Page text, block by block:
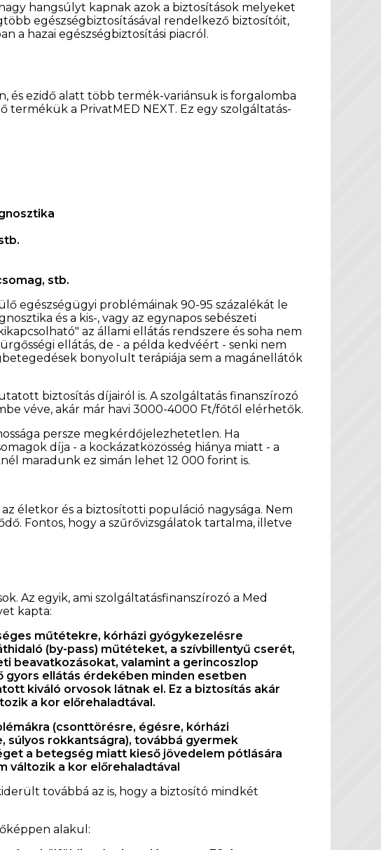
hangsúlyt kapnak azok a biztosítások melyeket
egészségbiztosításával rendelkező biztosítóit,
a hazai egészségbiztosítási piacról.
és ezidő alatt több termék-variánsuk is forgalomba
a PrivatMED NEXT. Ez egy szolgáltatás-
stb.
egészségügyi problémáinak 90-95 százalékát le
és a kis-, vagy az egynapos sebészeti
az állami ellátás rendszere és soha nem
ellátás, de - a példa kedvéért - senki nem
bonyolult terápiája sem a magánellátók
biztosítás díjairól is. A szolgáltatás finanszírozó
véve, akár már havi 3000-4000 Ft/főtől elérhetők.
persze megkérdőjelezhetetlen. Ha
díja - a kockázatközösség hiánya miatt - a
maradunk ez simán lehet 12 000 forint is.
életkor és a biztosítotti populáció nagysága. Nem
Fontos, hogy a szűrővizsgálatok tartalma, illetve
Az egyik, ami szolgáltatásfinanszírozó a Med
kapta:
műtétekre, kórházi gyógykezelésre
(by-pass) műtéteket, a szívbillentyű cserét,
beavatkozásokat, valamint a gerincoszlop
ellátás érdekében minden esetben
kiváló orvosok látnak el. Ez a biztosítás akár
a kor előrehaladtával.
(csonttörésre, égésre, kórházi
rokkantságra), továbbá gyermek
a betegség miatt kieső jövedelem pótlására
változik a kor előrehaladtával
továbbá az is, hogy a biztosító mindkét
alakul: